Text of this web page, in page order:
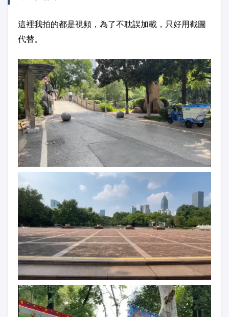
這裡我拍的都是視頻，為了不耽誤加載，只好用截圖
代替。